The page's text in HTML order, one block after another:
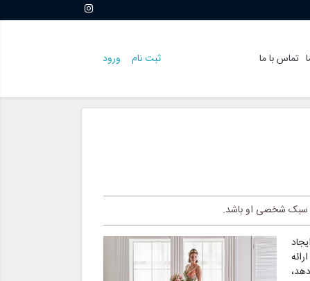
ثبت نام ورود تماس با ما
سبک شخصی او باشد.